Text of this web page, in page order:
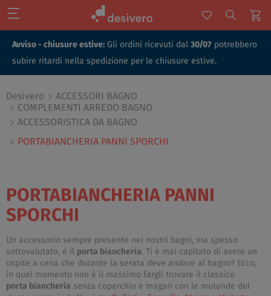
Avviso - chiusure estive: Gli ordini ricevuti dal 30/07 potrebbero
subire ritardi nella spedizione per le chiusure estive.
Desivero
ACCESSORI BAGNO
COMPLEMENTI ARREDO BAGNO
ACCESSORISTICA DA BAGNO
PORTABIANCHERIA PANNI SPORCHI
PORTABIANCHERIA PANNI
SPORCHI
Un accessorio sempre presente nei nostri bagni, ma spesso
sottovalutato, è il porta biancheria. Ti è mai capitato di avere un
ospite a cena che durante la serata deve andare al bagno? Ecco,
in quel momento non è il massimo fargli trovare il classico
porta biancheria senza coperchio e magari con le mutande del